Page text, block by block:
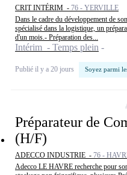
CRIT INTÉRIM - 76 - YERVILLE
Dans le cadre du développement de
spécialisé dans la logistique, un
d'un mois.- Préparation des...
Intérim - Temps plein
Publié il y a 20 jours Soyez parmi
Préparateur de
(H/F)
ADECCO INDUSTRIE - 76 -
Adecco LE HAVRE recherche pour